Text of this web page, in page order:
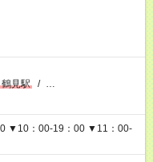
鶴見駅 / …
▼10：00-19：00 ▼11：00-